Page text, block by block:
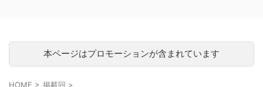
本ページはプロモーションが含まれています
HOME > 掲載回 >